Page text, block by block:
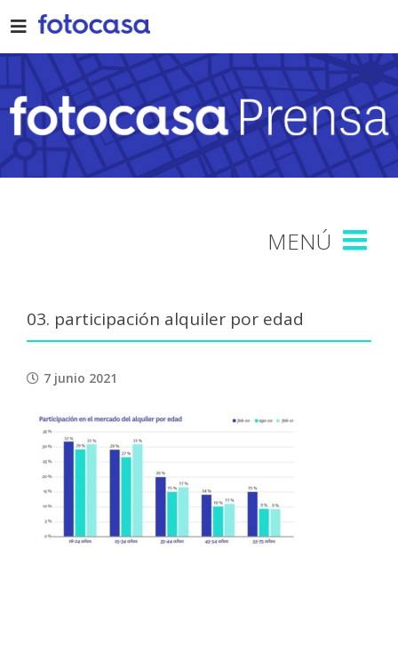
to
content
03. participación alquiler por edad
7 junio 2021